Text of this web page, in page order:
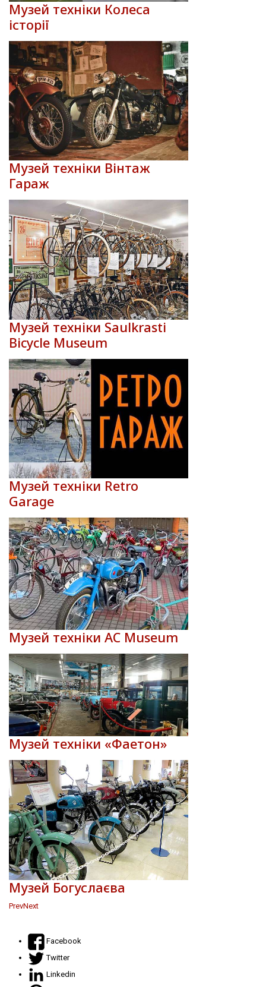
Музей техніки Колеса
історії
Музей техніки Вінтаж
Гараж
Музей техніки Saulkrasti
Bicycle Museum
Музей техніки Retro
Garage
Музей техніки AC Museum
Музей техніки «Фаетон»
Музей Богуслаєва
PrevNext
Facebook
Twitter
Linkedin